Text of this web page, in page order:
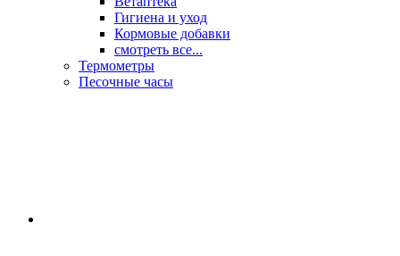
Гигиена и уход
Кормовые добавки
смотреть все...
Термометры
Песочные часы